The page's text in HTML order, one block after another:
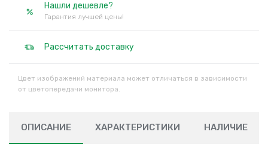
Нашли дешевле?
Гарантия лучшей цены!
Рассчитать доставку
Цвет изображений материала может отличаться в зависимости
от цветопередачи монитора.
ОПИСАНИЕ ХАРАКТЕРИСТИКИ НАЛИЧИЕ